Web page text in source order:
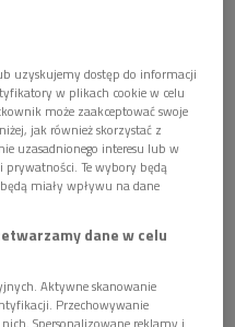
przez Narodowe
w Kijowie we współpracy
Polskim w Kijowie.
ambasador Ukrainy w
Muzeum Historii Polski
z Narodowego Muzeum
solidarności z naszymi
w warunkach
otwarcia
- Nie tylko ciężko
uzyskujemy dostęp do informacji
w plikach cookie w celu
może zaakceptować swoje
jak również skorzystać z
uzasadnionego interesu lub w
Te wybory będą
miały wpływu na dane
dane w celu
Aktywne skanowanie
Przechowywanie
Spersonalizowane reklamy i